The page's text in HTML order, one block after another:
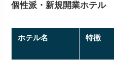
個性派・新規開業ホテル
ホテル名 特徴